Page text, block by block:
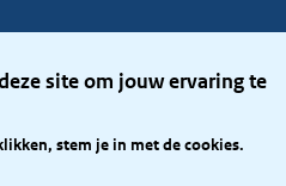
site om jouw ervaring te
stem je in met de cookies.